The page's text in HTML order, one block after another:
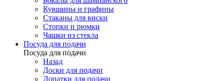
Кувшины и графины
Стаканы для виски
Стопки и рюмки
Чашки из стекла
Посуда для подачи
Посуда для подачи
Назад
Доски для подачи
Лопатки для подачи